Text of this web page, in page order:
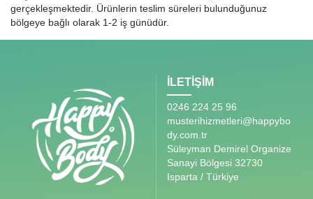
gerçekleşmektedir. Ürünlerin teslim süreleri bulunduğunuz
bölgeye bağlı olarak 1-2 iş günüdür.
İLETİŞİM
0246 224 25 96
musterihizmetleri@happybo
dy.com.tr
Süleyman Demirel Organize
Sanayi Bölgesi 32730
Isparta / Türkiye